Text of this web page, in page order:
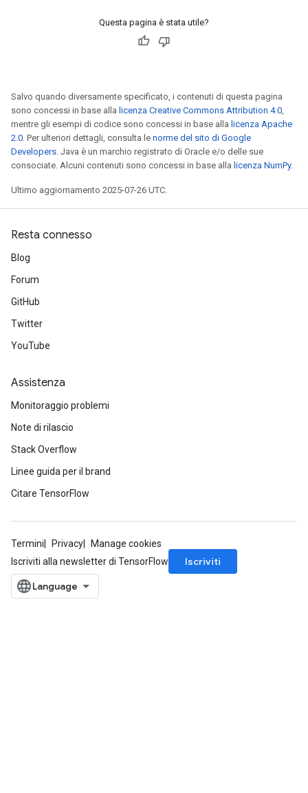
Questa pagina è stata utile?
Salvo quando diversamente specificato, i contenuti di questa pagina
sono concessi in base alla licenza Creative Commons Attribution 4.0,
mentre gli esempi di codice sono concessi in base alla licenza Apache
2.0. Per ulteriori dettagli, consulta le norme del sito di Google
Developers. Java è un marchio registrato di Oracle e/o delle sue
consociate. Alcuni contenuti sono concessi in base alla licenza NumPy.
Ultimo aggiornamento 2025-07-26 UTC.
Resta connesso
Blog
Forum
GitHub
Twitter
YouTube
Assistenza
Monitoraggio problemi
Note di rilascio
Stack Overflow
Linee guida per il brand
Citare TensorFlow
Termini Privacy
Manage cookies
Iscriviti alla newsletter di TensorFlow
Iscriviti